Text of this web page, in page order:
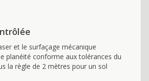
et le surfaçage mécanique
planéité conforme aux tolérances du
la règle de 2 mètres pour un sol